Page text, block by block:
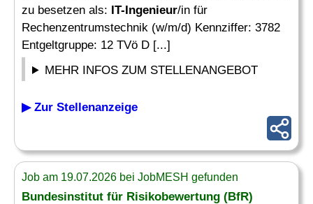
zu besetzen als: IT-Ingenieur/in für
Rechenzentrumstechnik (w/m/d) Kennziffer: 3782
Entgeltgruppe: 12 TVö D [...]
MEHR INFOS ZUM STELLENANGEBOT
▶ Zur Stellenanzeige
Job am 19.07.2026 bei JobMESH gefunden
Bundesinstitut für Risikobewertung (BfR)